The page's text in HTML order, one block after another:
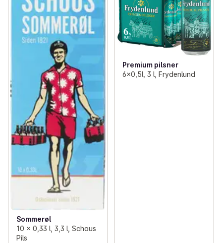
Sommerøl
10 x 0,33 l, 3,3 l, Schous
Pils
Premium pilsner
6x0,5l, 3 l, Frydenlund